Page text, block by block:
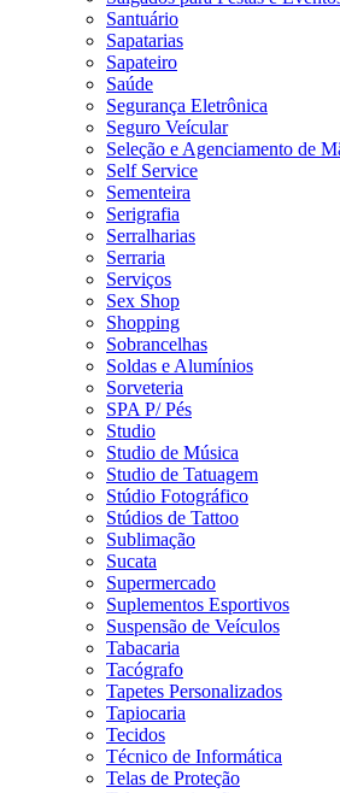
Santuário
Sapatarias
Sapateiro
Saúde
Segurança Eletrônica
Seguro Veícular
Seleção e Agenciamento de
Self Service
Sementeira
Serigrafia
Serralharias
Serraria
Serviços
Sex Shop
Shopping
Sobrancelhas
Soldas e Alumínios
Sorveteria
SPA P/ Pés
Studio
Studio de Música
Studio de Tatuagem
Stúdio Fotográfico
Stúdios de Tattoo
Sublimação
Sucata
Supermercado
Suplementos Esportivos
Suspensão de Veículos
Tabacaria
Tacógrafo
Tapetes Personalizados
Tapiocaria
Tecidos
Técnico de Informática
Telas de Proteção